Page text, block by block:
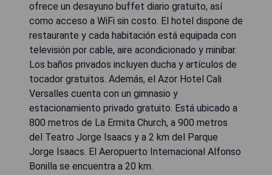
ofrece un desayuno buffet diario gratuito, así
como acceso a WiFi sin costo. El hotel dispone de
restaurante y cada habitación está equipada con
televisión por cable, aire acondicionado y minibar.
Los baños privados incluyen ducha y artículos de
tocador gratuitos. Además, el Azor Hotel Cali
Versalles cuenta con un gimnasio y
estacionamiento privado gratuito. Está ubicado a
800 metros de La Ermita Church, a 900 metros
del Teatro Jorge Isaacs y a 2 km del Parque
Jorge Isaacs. El Aeropuerto Internacional Alfonso
Bonilla se encuentra a 20 km.